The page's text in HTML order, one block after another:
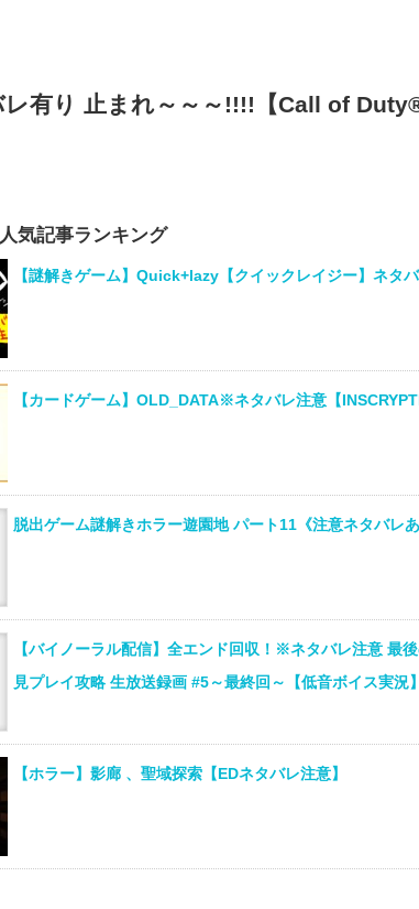
有り 止まれ～～～!!!!【Call of
気記事ランキング
【謎解きゲーム】Quick+lazy【クイックレイジー】ネタ
【カードゲーム】OLD_DATA※ネタバレ注意【
脱出ゲーム謎解きホラー遊園地 パート11《注意ネタバレあ
【バイノーラル配信】全エンド回収！※ネタバレ注意 最
見プレイ攻略 生放送録画 #5～最終回～【低音ボイス実況】
【ホラー】影廊 、聖域探索【EDネタバレ注意】